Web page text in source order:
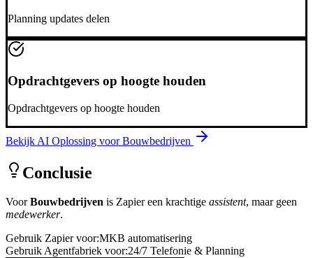
Planning updates delen
Opdrachtgevers op hoogte houden
Opdrachtgevers op hoogte houden
Bekijk AI Oplossing voorBouwbedrijven
Conclusie
VoorBouwbedrijven is Zapiereen krachtige assistent, maar geen
medewerker.
Gebruik Zapiervoor:MKB automatisering
Gebruik Agentfabriek voor:24/7 Telefonie & Planning